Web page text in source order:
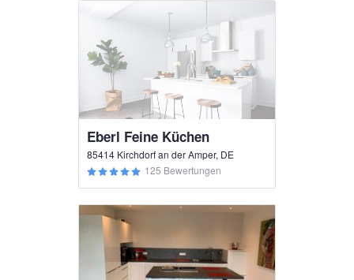
Eberl Feine Küchen
85414 Kirchdorf an der Amper, DE
125 Bewertungen